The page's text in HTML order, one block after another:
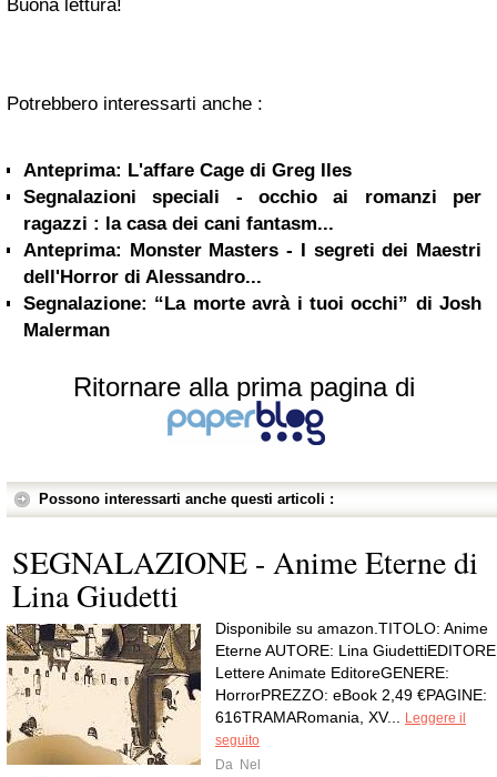
Buona lettura!
Potrebbero interessarti anche :
Anteprima: L'affare Cage di Greg Iles
Segnalazioni speciali - occhio ai romanzi per
ragazzi : la casa dei cani fantasm...
Anteprima: Monster Masters - I segreti dei Maestri
dell'Horror di Alessandro...
Segnalazione: “La morte avrà i tuoi occhi” di Josh
Malerman
Ritornare alla prima pagina di
Possono interessarti anche questi articoli :
SEGNALAZIONE - Anime Eterne di
Lina Giudetti
Disponibile su amazon.TITOLO: Anime
Eterne AUTORE: Lina
Lettere Animate EditoreGENERE:
HorrorPREZZO: eBook 2,49 €PAGINE:
616TRAMARomania, XV... Leggere il
seguito
Da Nel